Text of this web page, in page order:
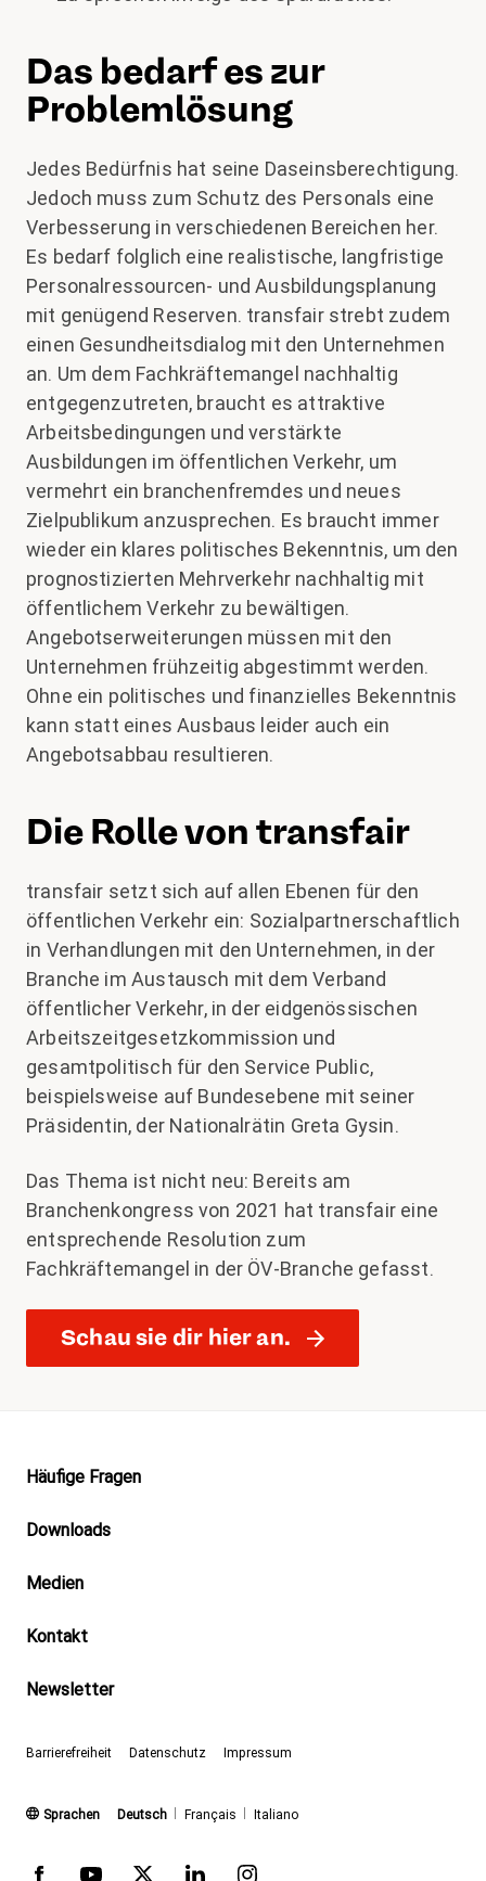
Das bedarf es zur
Problemlösung
Jedes Bedürfnis hat seine Daseinsberechtigung.
Jedoch muss zum Schutz des Personals eine
Verbesserung in verschiedenen Bereichen her.
Es bedarf folglich eine realistische, langfristige
Personalressourcen- und Ausbildungsplanung
mit genügend Reserven. transfair strebt zudem
einen Gesundheitsdialog mit den Unternehmen
an. Um dem Fachkräftemangel nachhaltig
entgegenzutreten, braucht es attraktive
Arbeitsbedingungen und verstärkte
Ausbildungen im öffentlichen Verkehr, um
vermehrt ein branchenfremdes und neues
Zielpublikum anzusprechen. Es braucht immer
wieder ein klares politisches Bekenntnis, um den
prognostizierten Mehrverkehr nachhaltig mit
öffentlichem Verkehr zu bewältigen.
Angebotserweiterungen müssen mit den
Unternehmen frühzeitig abgestimmt werden.
Ohne ein politisches und finanzielles Bekenntnis
kann statt eines Ausbaus leider auch ein
Angebotsabbau resultieren.
Die Rolle von transfair
transfair setzt sich auf allen Ebenen für den
öffentlichen Verkehr ein: Sozialpartnerschaftlich
in Verhandlungen mit den Unternehmen, in der
Branche im Austausch mit dem Verband
öffentlicher Verkehr, in der eidgenössischen
Arbeitszeitgesetzkommission und
gesamtpolitisch für den Service Public,
beispielsweise auf Bundesebene mit seiner
Präsidentin, der Nationalrätin Greta Gysin.
Das Thema ist nicht neu: Bereits am
Branchenkongress von 2021 hat transfair eine
entsprechende Resolution zum
Fachkräftemangel in der ÖV-Branche gefasst.
Schau sie dir hier an.
Footer
Häufige Fragen
Downloads
Medien
Kontakt
Newsletter
Barrierefreiheit Datenschutz Impressum
Sprachen Deutsch
(aktiv)
Français Italiano